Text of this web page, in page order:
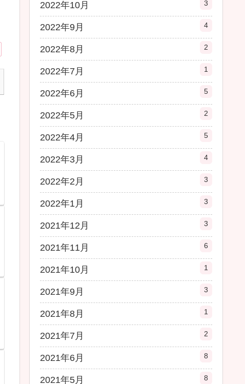
2022年10月 3
2022年9月 4
2022年8月 2
2022年7月 1
2022年6月 5
2022年5月 2
2022年4月 5
2022年3月 4
2022年2月 3
2022年1月 3
2021年12月 3
2021年11月 6
2021年10月 1
2021年9月 3
2021年8月 1
2021年7月 2
2021年6月 8
2021年5月 8